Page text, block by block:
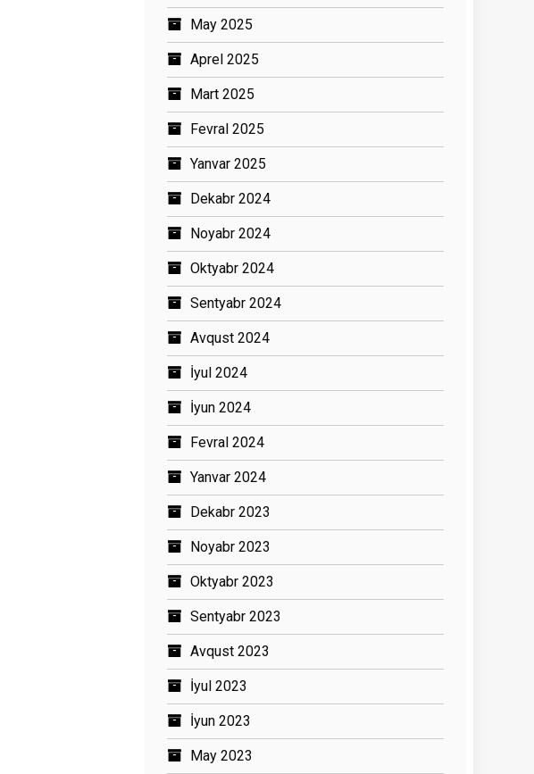
May 2025
Aprel 2025
Mart 2025
Fevral 2025
Yanvar 2025
Dekabr 2024
Noyabr 2024
Oktyabr 2024
Sentyabr 2024
Avqust 2024
İyul 2024
İyun 2024
Fevral 2024
Yanvar 2024
Dekabr 2023
Noyabr 2023
Oktyabr 2023
Sentyabr 2023
Avqust 2023
İyul 2023
İyun 2023
May 2023